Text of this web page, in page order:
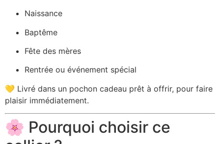
Naissance
Baptême
Fête des mères
Rentrée ou événement spécial
💛 Livré dans un pochon cadeau prêt à offrir, pour faire
plaisir immédiatement.
🌸 Pourquoi choisir ce